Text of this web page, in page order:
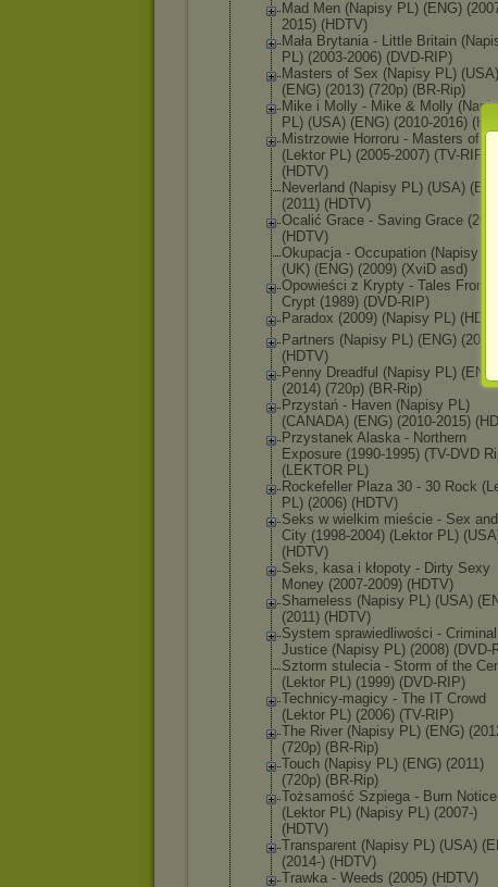
Mad Men (Napisy PL) (ENG)
2015) (HDTV)
Mała Brytania - Little Britain
PL) (2003-2006) (DVD-RIP)
Masters of Sex (Napisy PL) (USA)
(ENG) (2013) (720p) (BR-Rip)
Mike i Molly - Mike & Molly
PL) (USA) (ENG) (2010-2016)
Mistrzowie Horroru - Masters of
(Lektor PL) (2005-2007) (TV-RIP) i
(HDTV)
Neverland (Napisy PL) (USA)
(2011) (HDTV)
Ocalić Grace - Saving Grace (2007)
(HDTV)
Okupacja - Occupation (Napisy PL)
(UK) (ENG) (2009) (XviD asd)
Opowieści z Krypty - Tales From
Crypt (1989) (DVD-RIP)
Paradox (2009) (Napisy PL) (HDTV)
Partners (Napisy PL) (ENG) (2012)
(HDTV)
Penny Dreadful (Napisy PL) (ENG)
(2014) (720p) (BR-Rip)
Przystań - Haven (Napisy PL)
(CANADA) (ENG) (2010-2015)
Przystanek Alaska - Northern
Exposure (1990-1995) (TV-DVD
(LEKTOR PL)
Rockefeller Plaza 30 - 30 Rock
PL) (2006) (HDTV)
Seks w wielkim mieście - Sex
City (1998-2004) (Lektor PL)
(HDTV)
Seks, kasa i kłopoty - Dirty Sexy
Money (2007-2009) (HDTV)
Shameless (Napisy PL) (USA)
(2011) (HDTV)
System sprawiedliwości - Criminal
Justice (Napisy PL) (2008) (DVD-
Sztorm stulecia - Storm of the
(Lektor PL) (1999) (DVD-RIP)
Technicy-magicy - The IT Crowd
(Lektor PL) (2006) (TV-RIP)
The River (Napisy PL) (ENG)
(720p) (BR-Rip)
Touch (Napisy PL) (ENG) (2011)
(720p) (BR-Rip)
Tożsamość Szpiega - Burn Notice
(Lektor PL) (Napisy PL) (2007-)
(HDTV)
Transparent (Napisy PL) (USA)
(2014-) (HDTV)
Trawka - Weeds (2005) (HDTV)